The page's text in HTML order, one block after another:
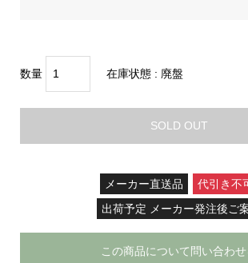
数量 在庫状態 : 廃盤
SOLD OUT
メーカー直送品
代引き不
出荷予定 メーカー発注後ご
この商品について問い合わせ